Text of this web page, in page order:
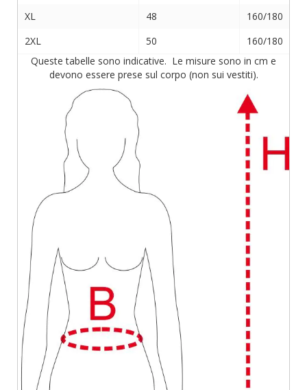
XL 48
160/180
2XL
50
160/180
Queste tabelle sono indicative. Le misure sono in cm e
devono essere prese sul corpo (non sui vestiti).